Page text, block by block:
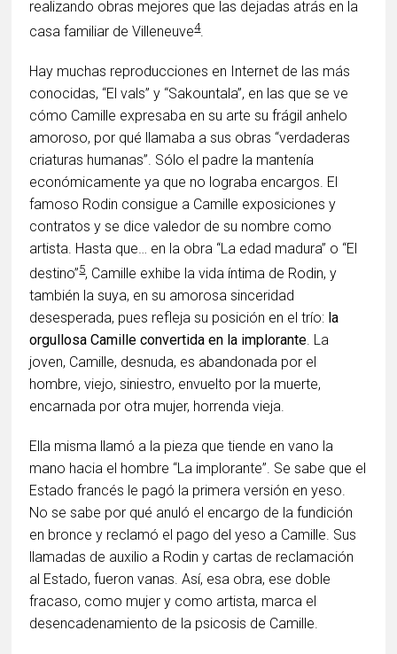
realizando obras mejores que las dejadas atrás en la
casa familiar de Villeneuve4.
Hay muchas reproducciones en Internet de las más
conocidas, “El vals” y “Sakountala”, en las que se ve
cómo Camille expresaba en su arte su frágil anhelo
amoroso, por qué llamaba a sus obras “verdaderas
criaturas humanas”. Sólo el padre la mantenía
económicamente ya que no lograba encargos. El
famoso Rodin consigue a Camille exposiciones y
contratos y se dice valedor de su nombre como
artista. Hasta que… en la obra “La edad madura” o “El
destino”5, Camille exhibe la vida íntima de Rodin, y
también la suya, en su amorosa sinceridad
desesperada, pues refleja su posición en el trío: la
orgullosa Camille convertida en la implorante. La
joven, Camille, desnuda, es abandonada por el
hombre, viejo, siniestro, envuelto por la muerte,
encarnada por otra mujer, horrenda vieja.
Ella misma llamó a la pieza que tiende en vano la
mano hacia el hombre “La implorante”. Se sabe que el
Estado francés le pagó la primera versión en yeso.
No se sabe por qué anuló el encargo de la fundición
en bronce y reclamó el pago del yeso a Camille. Sus
llamadas de auxilio a Rodin y cartas de reclamación
al Estado, fueron vanas. Así, esa obra, ese doble
fracaso, como mujer y como artista, marca el
desencadenamiento de la psicosis de Camille.